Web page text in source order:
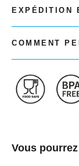
EXPÉDITION
COMMENT
Vous